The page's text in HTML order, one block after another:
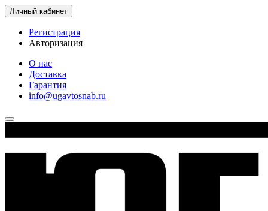
Личный кабинет
Регистрация
Авторизация
О нас
Доставка
Гарантия
info@ugavtosnab.ru